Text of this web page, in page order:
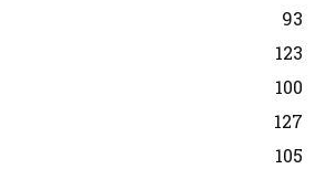
93
123
100
127
105